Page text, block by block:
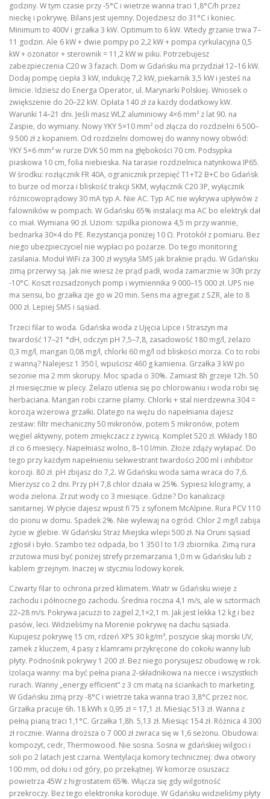
godziny. W tym czasie przy -5°C i wietrze wanna traci 1,8°C/h przez
nieckę i pokrywę. Bilans jest ujemny. Dojedziesz do 31°C i koniec.
Minimum to 400V i grzałka 3 kW. Optimum to 6 kW. Wtedy grzanie trwa 7–
11 godzin. Ale 6 kW + dwie pompy po 2,2 kW + pompa cyrkulacyjna 0,5
kW + ozonator + sterownik = 11,2 kW w piku. Potrzebujesz
zabezpieczenia C20 w 3 fazach. Dom w Gdańsku ma przydział 12–16 kW.
Dodaj pompę ciepła 3 kW, indukcję 7,2 kW, piekarnik 3,5 kW i jesteś na
limicie. Idziesz do Energa Operator, ul. Marynarki Polskiej. Wniosek o
zwiększenie do 20–22 kW. Opłata 140 zł za każdy dodatkowy kW.
Warunki 14–21 dni. Jeśli masz WLZ aluminiowy 4×6 mm² z lat 90. na
Zaspie, do wymiany. Nowy YKY 5×10 mm² od złącza do rozdzielni 6 500–
9 500 zł z kopaniem. Od rozdzielni domowej do wanny nowy obwód:
YKY 5×6 mm² w rurze DVK 50 mm na głębokości 70 cm. Podsypka
piaskowa 10 cm, folia niebieska. Na tarasie rozdzielnica natynkowa IP65.
W środku: rozłącznik FR 40A, ogranicznik przepięć T1+T2 B+C bo Gdańsk
to burze od morza i bliskość trakcji SKM, wyłącznik C20 3P, wyłącznik
różnicowoprądowy 30 mA typ A. Nie AC. Typ AC nie wykrywa upływów z
falowników w pompach. W Gdańsku 65% instalacji ma AC bo elektryk dał
co miał. Wymiana 90 zł. Uziom: szpilka pionowa 4,5 m przy wannie,
bednarka 30×4 do PE. Rezystancja poniżej 10 Ω. Protokół z pomiaru. Bez
niego ubezpieczyciel nie wypłaci po pożarze. Do tego monitoring
zasilania. Moduł WiFi za 300 zł wysyła SMS jak braknie prądu. W Gdańsku
zimą przerwy są. Jak nie wiesz że prąd padł, woda zamarznie w 30h przy
-10°C. Koszt rozsadzonych pomp i wymiennika 9 000–15 000 zł. UPS nie
ma sensu, bo grzałka zje go w 20 min. Sens ma agregat z SZR, ale to 8
000 zł. Lepiej SMS i sąsiad.
Trzeci filar to woda. Gdańska woda z Ujęcia Lipce i Straszyn ma
twardość 17–21 °dH, odczyn pH 7,5–7,8, zasadowość 180 mg/l, żelazo
0,3 mg/l, mangan 0,08 mg/l, chlorki 60 mg/l od bliskości morza. Co to robi
z wanną? Nalejesz 1 350 l, wpuścisz 460 g kamienia. Grzałka 3 kW po
sezonie ma 2 mm skorupy. Moc spada o 30%. Zamiast 8h grzeje 12h. 50
zł miesięcznie w plecy. Żelazo utlenia się po chlorowaniu i woda robi się
herbaciana. Mangan robi czarne plamy. Chlorki + stal nierdzewna 304 =
korozja wżerowa grzałki. Dlatego na wężu do napełniania dajesz
zestaw: filtr mechaniczny 50 mikronów, potem 5 mikronów, potem
węgiel aktywny, potem zmiękczacz z żywicą. Komplet 520 zł. Wkłady 180
zł co 6 miesięcy. Napełniasz wolno, 8–10 l/min. Złoże zdąży wyłapać. Do
tego przy każdym napełnieniu sekwestrant twardości 200 ml i inhibitor
korozji. 80 zł. pH zbijasz do 7,2. W Gdańsku woda sama wraca do 7,6.
Mierzysz co 2 dni. Przy pH 7,8 chlor działa w 25%. Sypiesz kilogramy, a
woda zielona. Zrzut wody co 3 miesiące. Gdzie? Do kanalizacji
sanitarnej. W płycie dajesz wpust fi 75 z syfonem McAlpine. Rura PCV 110
do pionu w domu. Spadek 2%. Nie wylewaj na ogród. Chlor 2 mg/l zabija
życie w glebie. W Gdańsku Straż Miejska wlepi 500 zł. Na Oruni sąsiad
zgłosił i było. Szambo też odpada, bo 1 350 l to 1/3 zbiornika. Zimą rura
zrzutowa musi być poniżej strefy przemarzania 1,0 m w Gdańsku lub z
kablem grzejnym. Inaczej w styczniu lodowy korek.
Czwarty filar to ochrona przed klimatem. Wiatr w Gdańsku wieje z
zachodu i północnego zachodu. Średnia roczna 4,1 m/s, ale w sztormach
22–28 m/s. Pokrywa jacuzzi to żagiel 2,1×2,1 m. Jak jest lekka 12 kg i bez
pasów, leci. Widzieliśmy na Morenie pokrywę na dachu sąsiada.
Kupujesz pokrywę 15 cm, rdzeń XPS 30 kg/m³, poszycie skaj morski UV,
zamek z kluczem, 4 pasy z klamrami przykręcone do cokołu wanny lub
płyty. Podnośnik pokrywy 1 200 zł. Bez niego porysujesz obudowę w rok.
Izolacja wanny: ma być pełna piana 2-składnikowa na niecce i wszystkich
rurach. Wanny „energy efficient” z 3 cm matą na ściankach to marketing.
W Gdańsku zimą przy -8°C i wietrze taka wanna traci 3,8°C przez noc.
Grzałka pracuje 6h. 18 kWh x 0,95 zł = 17,1 zł. Miesiąc 513 zł. Wanna z
pełną pianą traci 1,1°C. Grzałka 1,8h. 5,13 zł. Miesiąc 154 zł. Różnica 4 300
zł rocznie. Wanna droższa o 7 000 zł zwraca się w 1,6 sezonu. Obudowa:
kompozyt, cedr, Thermowood. Nie sosna. Sosna w gdańskiej wilgoci i
soli po 2 latach jest czarna. Wentylacja komory technicznej: dwa otwory
100 mm, od dołu i od góry, po przekątnej. W komorze osuszacz
powietrza 45W z higrostatem 65%. Włącza się gdy wilgotność
przekroczy. Bez tego elektronika koroduje. W Gdańsku widzieliśmy płyty